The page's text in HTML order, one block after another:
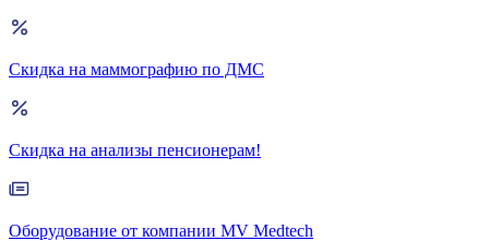
Скидка на маммографию по ДМС
Скидка на анализы пенсионерам!
Оборудование от компании MV Medtech